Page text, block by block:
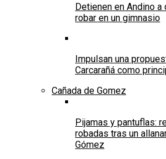
Detienen en Andino
robar en un gimnasio
Impulsan una
Carcarañá como
Cañada de Gomez
Pijamas y pantuflas:
robadas tras un
Gómez